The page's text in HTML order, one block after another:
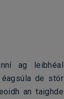
ag leibhéal
éagsúla de stór
an taighde